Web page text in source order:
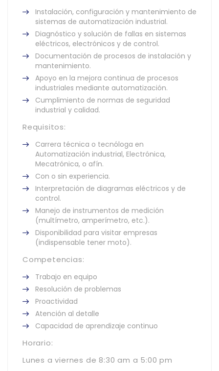
Instalación, configuración y mantenimiento de
sistemas de automatización industrial.
Diagnóstico y solución de fallas en sistemas
eléctricos, electrónicos y de control.
Documentación de procesos de instalación y
mantenimiento.
Apoyo en la mejora continua de procesos
industriales mediante automatización.
Cumplimiento de normas de seguridad
industrial y calidad.
Requisitos:
Carrera técnica o tecnóloga en
Automatización industrial, Electrónica,
Mecatrónica, o afín.
Con o sin experiencia.
Interpretación de diagramas eléctricos y de
control.
Manejo de instrumentos de medición
(multímetro, amperímetro, etc.).
Disponibilidad para visitar empresas
(indispensable tener moto).
Competencias:
Trabajo en equipo
Resolución de problemas
Proactividad
Atención al detalle
Capacidad de aprendizaje continuo
Horario:
Lunes a viernes de 8:30 am a 5:00 pm